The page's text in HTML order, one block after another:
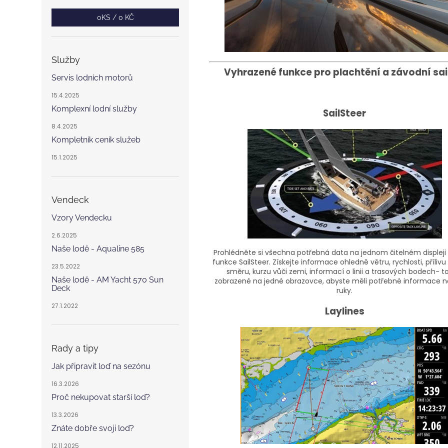
0KS / 0 KČ
Služby
Servis lodních motorů
15.4.2025
Komplexní lodní služby
8.4.2025
Kompletník ceník služeb
15.1.2025
Vendeck
Vzory Vendecku
2.6.2025
Naše lodě - Aqualine 585
23.5.2022
Naše lodě - AM Yacht 570 Sun
Deck
27.1.2022
Rady a tipy
Jak připravit loď na sezónu
16.3.2026
Proč nekupovat starší loď?
13.3.2026
Znáte dobře svoji loď?
12.11.2025
Vyhrazené funkce pro plachtění a závodní
SailSteer
Prohlédněte si všechna potřebná data na jednom čitelném
funkce SailSteer. Získejte informace ohledně větru, rychlosti, přílivu
směru, kurzu vůči zemi, informací o linii a trasových bodech-
zobrazené na jedné obrazovce, abyste měli potřebné informace
ruky.
Laylines